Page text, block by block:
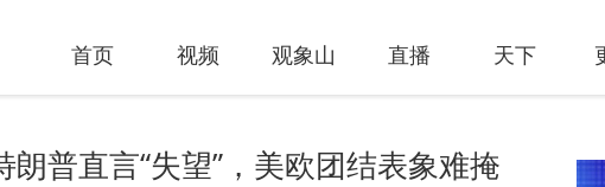
首页 视频 观象山 直播 天下
普直言“失望”，美欧团结表象难掩